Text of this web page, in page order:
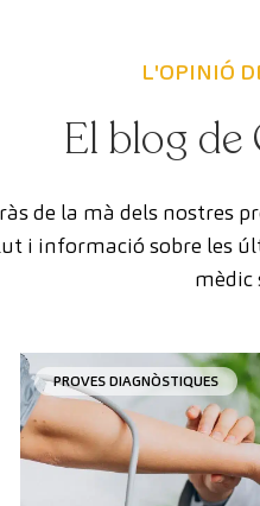
L'OPINIÓ
El blog
de la mà dels nostres
i informació sobre les
mèdic
PROVES DIAGNÒSTIQUES